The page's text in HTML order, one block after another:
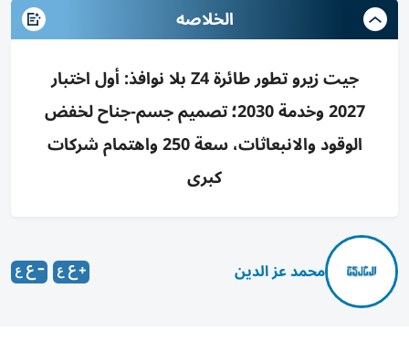
الخلاصه
جيت زيرو تطور طائرة Z4 بلا نوافذ: أول اختبار
2027 وخدمة 2030؛ تصميم جسم-جناح لخفض
الوقود والانبعاثات، سعة 250 واهتمام شركات
كبرى
محمد عز الدين